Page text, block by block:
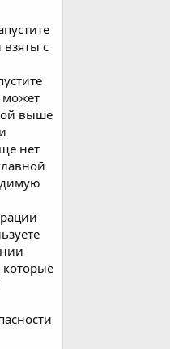
взяты с
может
выше
нет
которые